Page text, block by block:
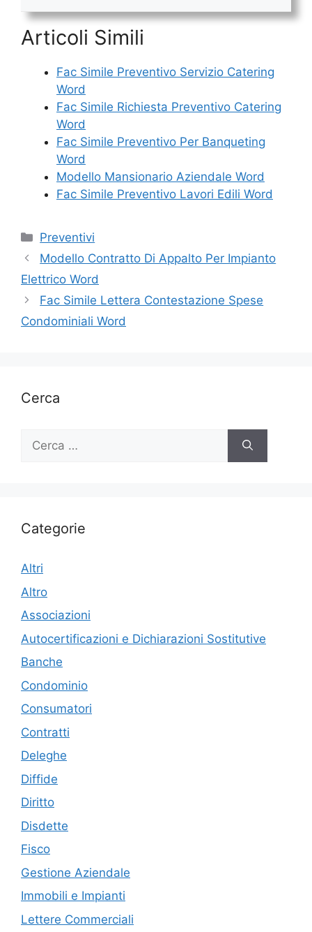
Articoli Simili
Fac Simile Preventivo Servizio Catering
Word
Fac Simile Richiesta Preventivo Catering
Word
Fac Simile Preventivo Per Banqueting
Word
Modello Mansionario Aziendale Word
Fac Simile Preventivo Lavori Edili Word
Categorie
Preventivi
Modello Contratto Di Appalto Per Impianto
Elettrico Word
Fac Simile Lettera Contestazione Spese
Condominiali Word
Cerca
Ricerca
Categorie
Altri
Altro
Associazioni
Autocertificazioni e Dichiarazioni Sostitutive
Banche
Condominio
Consumatori
Contratti
Deleghe
Diffide
Diritto
Disdette
Fisco
Gestione Aziendale
Immobili e Impianti
Lettere Commerciali